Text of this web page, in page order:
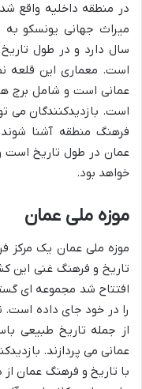
در منطقه داخلیه واقع
سال دارد و در طول
است. معماری این قلعه
عمانی است و شامل برج
است. بازدیدکنندگان می
فرهنگ منطقه آشنا
عمان در طول تاریخ است
خواهد بود.
موزه ملی عمان
موزه ملی عمان یک
افتتاح شد مجموعه ای
را در خود جای داده
از جمله تاریخ طبیعی
عمانی می پردازند.
با تاریخ و فرهنگ عمان از